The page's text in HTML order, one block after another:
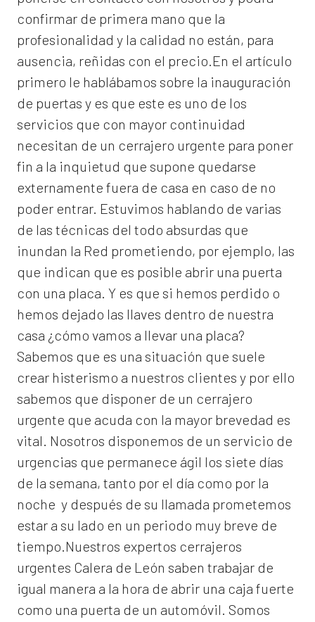
confirmar de primera mano que la
profesionalidad y la calidad no están, para
ausencia, reñidas con el precio.En el artículo
primero le hablábamos sobre la inauguración
de puertas y es que este es uno de los
servicios que con mayor continuidad
necesitan de un cerrajero urgente para poner
fin a la inquietud que supone quedarse
externamente fuera de casa en caso de no
poder entrar. Estuvimos hablando de varias
de las técnicas del todo absurdas que
inundan la Red prometiendo, por ejemplo, las
que indican que es posible abrir una puerta
con una placa. Y es que si hemos perdido o
hemos dejado las llaves dentro de nuestra
casa ¿cómo vamos a llevar una placa?
Sabemos que es una situación que suele
crear histerismo a nuestros clientes y por ello
sabemos que disponer de un cerrajero
urgente que acuda con la mayor brevedad es
vital. Nosotros disponemos de un servicio de
urgencias que permanece ágil los siete días
de la semana, tanto por el día como por la
noche y después de su llamada prometemos
estar a su lado en un periodo muy breve de
tiempo.Nuestros expertos cerrajeros
urgentes Calera de León saben trabajar de
igual manera a la hora de abrir una caja fuerte
como una puerta de un automóvil. Somos